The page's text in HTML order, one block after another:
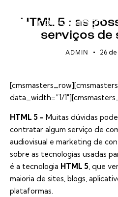
HTML 5 : as
serviços de
ADMIN 26
data_width=”1/
HTML 5 – Muitas dúvidas
contratar algum serviço de
audiovisual e marketing de
sobre as tecnologias usadas
é a tecnologia HTML 5, que
maioria de sites, blogs,
plataformas.